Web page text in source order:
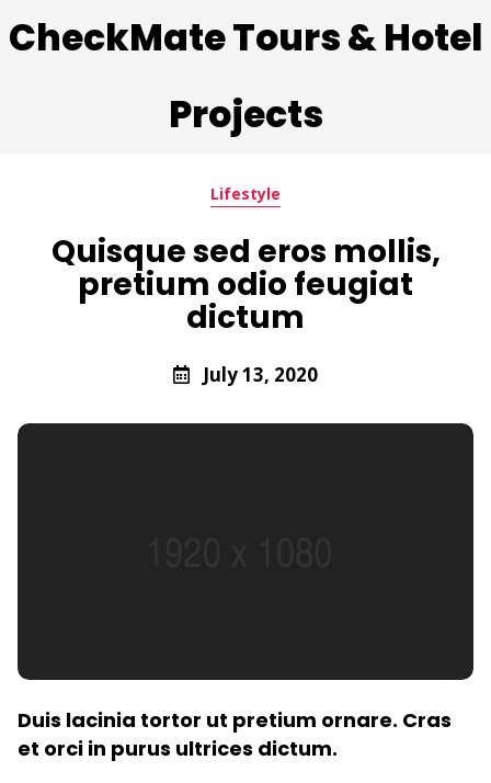
CheckMate Tours & Hotel
Projects
Lifestyle
Quisque sed eros mollis,
pretium odio feugiat
dictum
July 13, 2020
Duis lacinia tortor ut pretium ornare. Cras
et orci in purus ultrices dictum.